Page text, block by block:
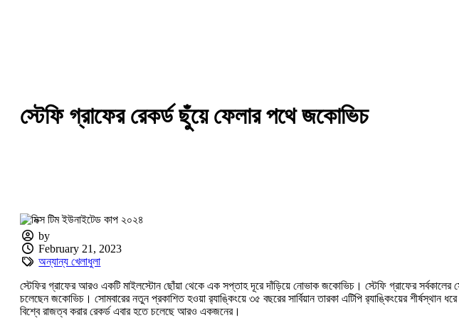
স্টেফি গ্রাফের রেকর্ড ছুঁয়ে ফেলার পথে জকোভিচ
by
February 21, 2023
অন্যান্য খেলাধুলা
স্টেফির গ্রাফের আরও একটি মাইলস্টোন ছোঁয়া থেকে এক সপ্তাহ দূরে দাঁড়িয়ে নোভাক জকোভিচ। স্টেফি গ্রাফের সর্বকালের
চলেছেন জকোভিচ। সোমবারের নতুন প্রকাশিত হওয়া র‍্যাঙ্কিংয়ে ৩৫ বছরের সার্বিয়ান তারকা এটিপি র‍্যাঙ্কিংয়ের শীর্ষস্থান
বিশ্বে রাজত্ব করার রেকর্ড এবার হতে চলেছে আরও একজনের।